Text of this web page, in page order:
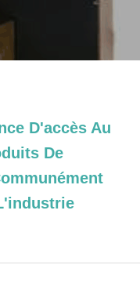
D'accès Au
De